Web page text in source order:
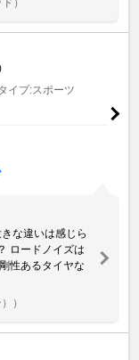
イプ:スポーツ
な違いは感じら
ロードノイズは
性あるタイヤな
）